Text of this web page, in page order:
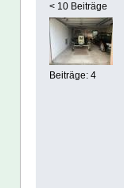
< 10 Beiträge
Beiträge: 4